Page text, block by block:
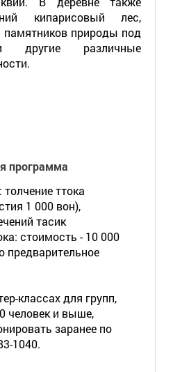
кипарисовый лес,
памятников природы под
различные
программа
ттока
1 000 вон),
тасик
стоимость - 10 000
предварительное
классах для групп,
человек и выше,
заранее по
1040.